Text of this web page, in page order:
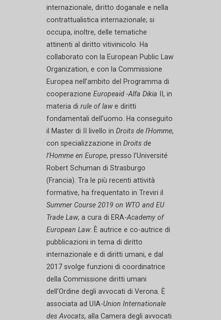
internazionale, diritto doganale e nella
contrattualistica internazionale; si
occupa, inoltre, delle tematiche
attinenti al diritto vitivinicolo. Ha
collaborato con la European Public Law
Organization, e con la Commissione
Europea nell’ambito del Programma di
cooperazione Europeaid -Alfa Dikia II, in
materia di rule of lawe diritti
fondamentali dell'uomo. Ha conseguito
il Master di II livello in Droits de l'Homme,
con specializzazione in Droits de
l’Homme en Europe, presso l’Université
Robert Schuman di Strasburgo
(Francia). Tra le più recenti attività
formative, ha frequentato in Treviri il
Summer Course 2019 on WTO and EU
Trade Law, a cura di ERA-Academy of
European Law. È autrice e co-autrice di
pubblicazioni in tema di diritto
internazionale e di diritti umani, e dal
2017 svolge funzioni di coordinatrice
della Commissione diritti umani
dell'Ordine degli avvocati di Verona. È
associata ad UIA-Union Internationale
des Avocats, alla Camera degli avvocati